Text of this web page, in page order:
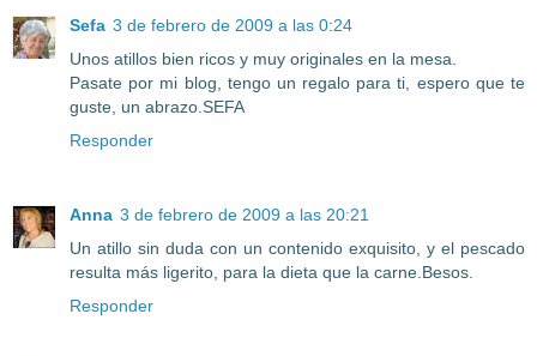
Sefa 3 de febrero de 2009 a las 0:24
Unos atillos bien ricos y muy originales en la mesa.
Pasate por mi blog, tengo un regalo para ti, espero que te
guste, un abrazo.SEFA
Responder
Anna 3 de febrero de 2009 a las 20:21
Un atillo sin duda con un contenido exquisito, y el pescado
resulta más ligerito, para la dieta que la carne.Besos.
Responder